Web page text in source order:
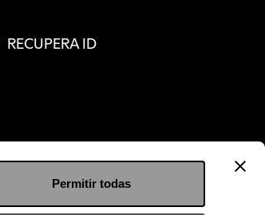
Permitir todas
RECUPERA ID